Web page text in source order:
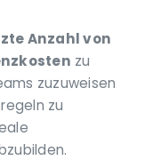
Anzahl von
zu
zuzuweisen
zu